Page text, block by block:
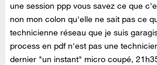
une session ppp vous savez ce que
non mon colon qu'elle ne sait pas ce
technicienne réseau que je suis
process en pdf n'est pas une
dernier "un instant" micro coupé,